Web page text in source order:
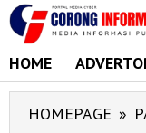
Lewati
ke
konten
HOME
HOMEPAGE »